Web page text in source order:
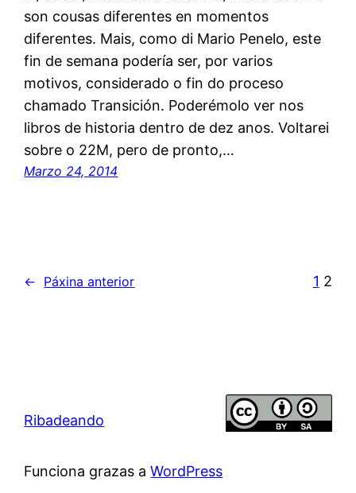
son cousas diferentes en momentos
diferentes. Mais, como di Mario Penelo, este
fin de semana podería ser, por varios
motivos, considerado o fin do proceso
chamado Transición. Poderémolo ver nos
libros de historia dentro de dez anos. Voltarei
sobre o 22M, pero de pronto,…
Marzo 24, 2014
← Páxina anterior 1 2
Ribadeando
Funciona grazas aWordPress